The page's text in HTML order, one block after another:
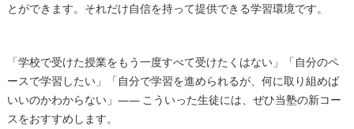
とができます。それだけ自信を持って提供できる学習環境です。
「学校で受けた授業をもう一度すべて受けたくはない」「自分のペ
ースで学習したい」「自分で学習を進められるが、何に取り組めば
いいのかわからない」―― こういった生徒には、ぜひ当塾の新コー
スをおすすめします。